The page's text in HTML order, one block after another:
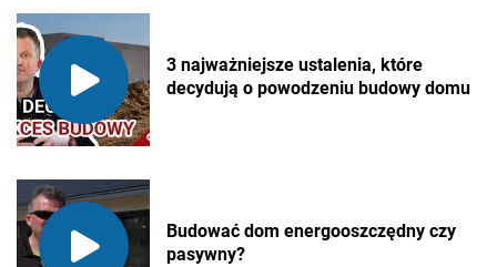
3 najważniejsze ustalenia, które
decydują o powodzeniu budowy domu
Budować dom energooszczędny czy
pasywny?